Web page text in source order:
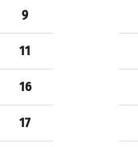
9
11
16
17